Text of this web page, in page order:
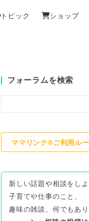
トピック ショップ
フォーラムを検索
ママリンク®ご利用ル
新しい話題や相談をしよ
子育てや仕事のこと、
趣味の雑談、何でもあり